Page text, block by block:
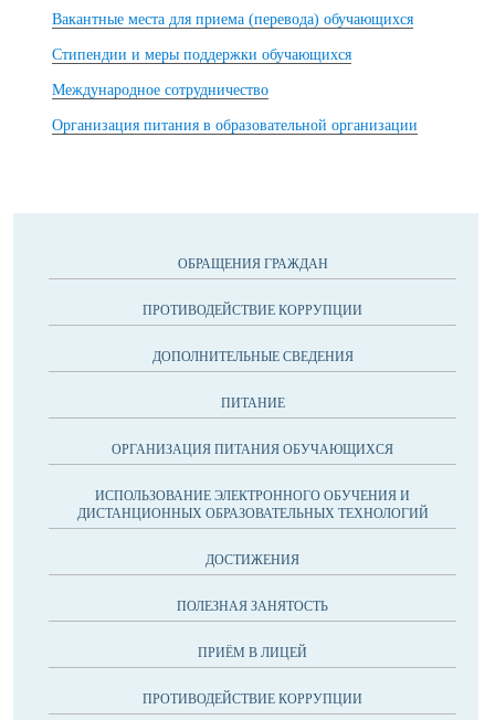
Вакантные места для приема (перевода) обучающихся
Стипендии и меры поддержки обучающихся
Международное сотрудничество
Организация питания в образовательной организации
ОБРАЩЕНИЯ ГРАЖДАН
ПРОТИВОДЕЙСТВИЕ КОРРУПЦИИ
ДОПОЛНИТЕЛЬНЫЕ СВЕДЕНИЯ
ПИТАНИЕ
ОРГАНИЗАЦИЯ ПИТАНИЯ ОБУЧАЮЩИХСЯ
ИСПОЛЬЗОВАНИЕ ЭЛЕКТРОННОГО ОБУЧЕНИЯ И
ДИСТАНЦИОННЫХ ОБРАЗОВАТЕЛЬНЫХ ТЕХНОЛОГИЙ
ДОСТИЖЕНИЯ
ПОЛЕЗНАЯ ЗАНЯТОСТЬ
ПРИЁМ В ЛИЦЕЙ
ПРОТИВОДЕЙСТВИЕ КОРРУПЦИИ